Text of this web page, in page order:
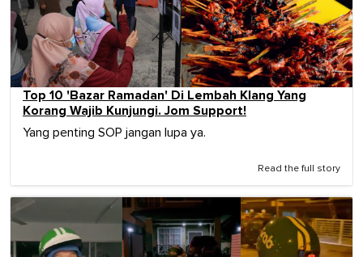
Top 10 'Bazar Ramadan' Di Lembah Klang Yang
Korang Wajib Kunjungi. Jom Support!
Yang penting SOP jangan lupa ya.
Read the full story